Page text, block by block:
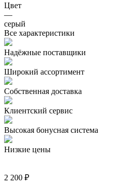
Цвет
—
серый
Все характеристики
Надёжные поставщики
Широкий ассортимент
Собственная доставка
Клиентский сервис
Высокая бонусная система
Низкие цены
2 200 ₽